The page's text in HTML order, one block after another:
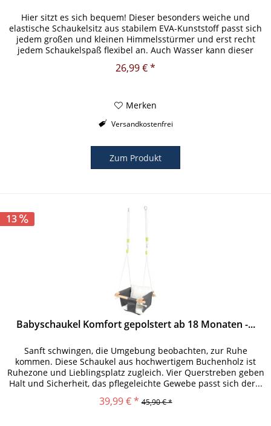
Hier sitzt es sich bequem! Dieser besonders weiche und
elastische Schaukelsitz aus stabilem EVA-Kunststoff passt sich
jedem großen und kleinen Himmelsstürmer und erst recht
jedem Schaukelspaß flexibel an. Auch Wasser kann dieser
26,99 € *
Merken
Versandkostenfrei
Zum Produkt
13
Babyschaukel Komfort gepolstert ab 18 Monaten -...
Sanft schwingen, die Umgebung beobachten, zur Ruhe
kommen. Diese Schaukel aus hochwertigem Buchenholz ist
Ruhezone und Lieblingsplatz zugleich. Vier Querstreben geben
Halt und Sicherheit, das pflegeleichte Gewebe passt sich der...
39,99 € * 45,90 € *